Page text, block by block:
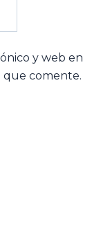
y web en
que comente.